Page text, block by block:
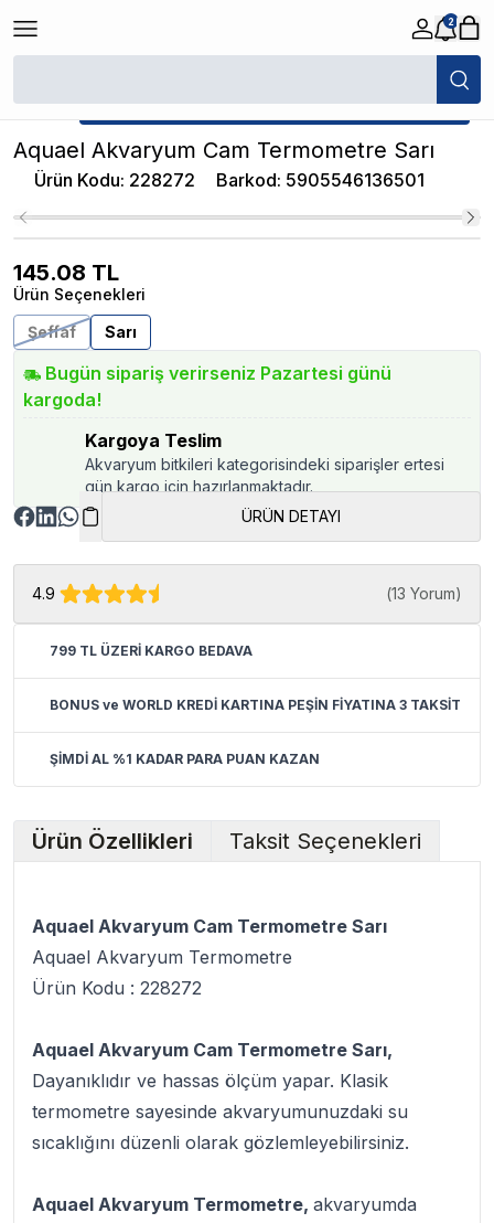
2
/ Aquael Akvaryum Cam Termometre Sarı
★ Atakan Petshop, Aquael yetkili satıcısıdır.
Aquael Akvaryum Cam Termometre Sarı
Ürün Kodu: 228272 Barkod: 5905546136501
145.08 TL
Ürün Seçenekleri
Şeffaf
Sarı
Bugün sipariş verirseniz Pazartesi günü
kargoda!
Kargoya Teslim
Akvaryum bitkileri kategorisindeki siparişler ertesi
gün kargo için hazırlanmaktadır.
ÜRÜN DETAYI
4.9 (13 Yorum)
799 TL ÜZERİ KARGO BEDAVA
BONUS ve WORLD KREDİ KARTINA PEŞİN FİYATINA 3 TAKSİT
ŞİMDİ AL %1 KADAR PARA PUAN KAZAN
Ürün Özellikleri Taksit Seçenekleri
Aquael Akvaryum Cam Termometre Sarı
Aquael Akvaryum Termometre
Ürün Kodu : 228272
Aquael Akvaryum Cam Termometre Sarı,
Dayanıklıdır ve hassas ölçüm yapar. Klasik
termometre sayesinde akvaryumunuzdaki su
sıcaklığını düzenli olarak gözlemleyebilirsiniz.
Aquael Akvaryum Termometre, akvaryumda